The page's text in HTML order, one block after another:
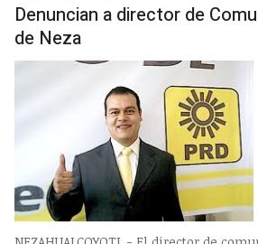
Denuncian a director de
de Neza